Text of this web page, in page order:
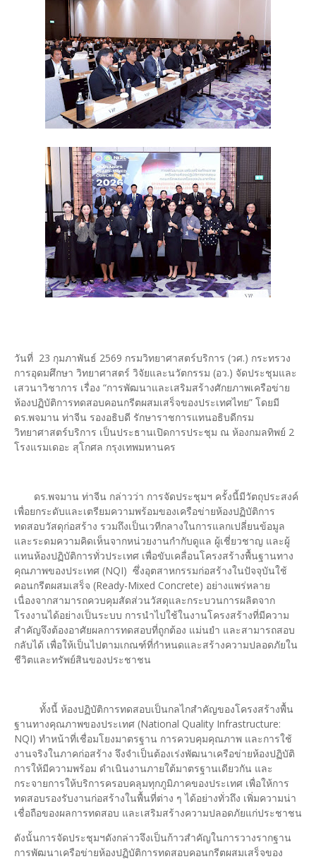
วันที่ 23 กุมภาพันธ์ 2569 กรมวิทยาศาสตร์บริการ (วศ.) กระทรวง
การอุดมศึกษา วิทยาศาสตร์ วิจัยและนวัตกรรม (อว.) จัดประชุมและ
เสวนาวิชาการ เรื่อง “การพัฒนาและเสริมสร้างศักยภาพเครือข่าย
ห้องปฏิบัติการทดสอบคอนกรีตผสมเสร็จของประเทศไทย” โดยมี
ดร.พจมาน ท่าจีน รองอธิบดี รักษาราชการแทนอธิบดีกรม
วิทยาศาสตร์บริการ เป็นประธานเปิดการประชุม ณ ห้องกมลทิพย์ 2
โรงแรมเดอะ สุโกศล กรุงเทพมหานคร
ดร.พจมาน ท่าจีน กล่าวว่า การจัดประชุมฯ ครั้งนี้มีวัตถุประสงค์
เพื่อยกระดับและเตรียมความพร้อมของเครือข่ายห้องปฏิบัติการ
ทดสอบวัสดุก่อสร้าง รวมถึงเป็นเวทีกลางในการแลกเปลี่ยนข้อมูล
และระดมความคิดเห็นจากหน่วยงานกำกับดูแล ผู้เชี่ยวชาญ และผู้
แทนห้องปฏิบัติการทั่วประเทศ เพื่อขับเคลื่อนโครงสร้างพื้นฐานทาง
คุณภาพของประเทศ (NQI) ซึ่งอุตสาหกรรมก่อสร้างในปัจจุบันใช้
คอนกรีตผสมเสร็จ (Ready-Mixed Concrete) อย่างแพร่หลาย
เนื่องจากสามารถควบคุมสัดส่วนวัสดุและกระบวนการผลิตจาก
โรงงานได้อย่างเป็นระบบ การนำไปใช้ในงานโครงสร้างที่มีความ
สำคัญจึงต้องอาศัยผลการทดสอบที่ถูกต้อง แม่นยำ และสามารถสอบ
กลับได้ เพื่อให้เป็นไปตามเกณฑ์ที่กำหนดและสร้างความปลอดภัยใน
ชีวิตและทรัพย์สินของประชาชน
ทั้งนี้ ห้องปฏิบัติการทดสอบเป็นกลไกสำคัญของโครงสร้างพื้น
ฐานทางคุณภาพของประเทศ (National Quality Infrastructure:
NQI) ทำหน้าที่เชื่อมโยงมาตรฐาน การควบคุมคุณภาพ และการใช้
งานจริงในภาคก่อสร้าง จึงจำเป็นต้องเร่งพัฒนาเครือข่ายห้องปฏิบัติ
การให้มีความพร้อม ดำเนินงานภายใต้มาตรฐานเดียวกัน และ
กระจายการให้บริการครอบคลุมทุกภูมิภาคของประเทศ เพื่อให้การ
ทดสอบรองรับงานก่อสร้างในพื้นที่ต่าง ๆ ได้อย่างทั่วถึง เพิ่มความน่า
เชื่อถือของผลการทดสอบ และเสริมสร้างความปลอดภัยแก่ประชาชน
ดังนั้นการจัดประชุมฯดังกล่าวจึงเป็นก้าวสำคัญในการวางรากฐาน
การพัฒนาเครือข่ายห้องปฏิบัติการทดสอบคอนกรีตผสมเสร็จของ